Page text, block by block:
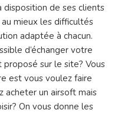
de ses clients
mieux les difficultés
adaptée à chacun.
d’échanger votre
sur le site? Vous
est vous voulez faire
acheter un airsoft mais
On vous donne les